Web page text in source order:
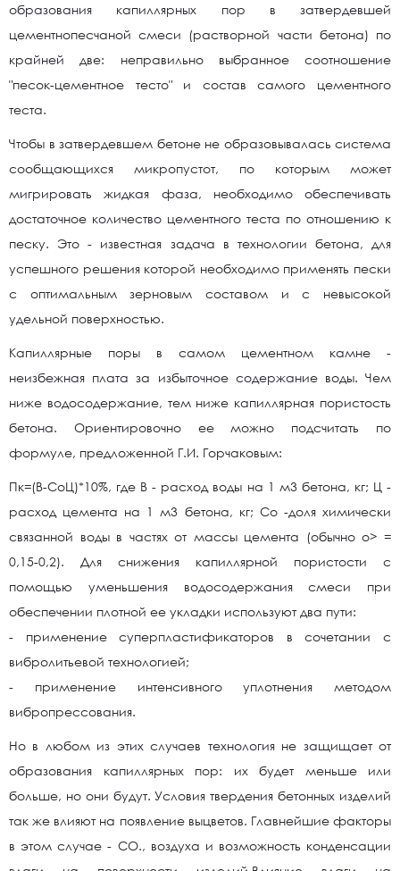
образования капиллярных пор в затвердевшей
цементнопесчаной смеси (растворной части бетона) по
крайней две: неправильно выбранное соотношение
"песок-цементное тесто" и состав самого цементного
теста.
Чтобы в затвердевшем бетоне не образовывалась система
сообщающихся микропустот, по которым может
мигрировать жидкая фаза, необходимо обеспечивать
достаточное количество цементного теста по отношению к
песку. Это - известная задача в технологии бетона, для
успешного решения которой необходимо применять пески
с оптимальным зерновым составом и с невысокой
удельной поверхностью.
Капиллярные поры в самом цементном камне -
неизбежная плата за избыточное содержание воды. Чем
ниже водосодержание, тем ниже капиллярная пористость
бетона. Ориентировочно ее можно подсчитать по
формуле, предложенной Г.И. Горчаковым:
Пк=(В-CoЦ)*10%, где В - расход воды на 1 м3 бетона, кг; Ц -
расход цемента на 1 м3 бетона, кг; Cо -доля химически
связанной воды в частях от массы цемента (обычно о> =
0,15-0,2). Для снижения капиллярной пористости с
помощью уменьшения водосодержания смеси при
обеспечении плотной ее укладки используют два пути:
- применение суперпластификаторов в сочетании с
вибролитьевой технологией;
- применение интенсивного уплотнения методом
вибропрессования.
Но в любом из этих случаев технология не защищает от
образования капиллярных пор: их будет меньше или
больше, но они будут. Условия твердения бетонных изделий
так же влияют на появление выцветов. Главнейшие факторы
в этом случае - СО., воздуха и возможность конденсации